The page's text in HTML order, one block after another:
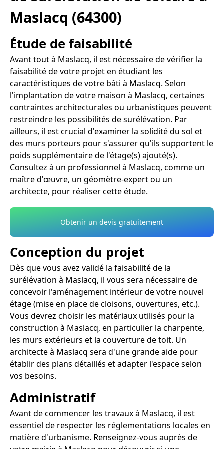
Maslacq (64300)
Étude de faisabilité
Avant tout à Maslacq, il est nécessaire de vérifier la
faisabilité de votre projet en étudiant les
caractéristiques de votre bâti à Maslacq. Selon
l'implantation de votre maison à Maslacq, certaines
contraintes architecturales ou urbanistiques peuvent
restreindre les possibilités de surélévation. Par
ailleurs, il est crucial d'examiner la solidité du sol et
des murs porteurs pour s'assurer qu'ils supportent le
poids supplémentaire de l'étage(s) ajouté(s).
Consultez à un professionnel à Maslacq, comme un
maître d'œuvre, un géomètre-expert ou un
architecte, pour réaliser cette étude.
Obtenir un devis gratuitement
Conception du projet
Dès que vous avez validé la faisabilité de la
surélévation à Maslacq, il vous sera nécessaire de
concevoir l'aménagement intérieur de votre nouvel
étage (mise en place de cloisons, ouvertures, etc.).
Vous devrez choisir les matériaux utilisés pour la
construction à Maslacq, en particulier la charpente,
les murs extérieurs et la couverture de toit. Un
architecte à Maslacq sera d'une grande aide pour
établir des plans détaillés et adapter l'espace selon
vos besoins.
Administratif
Avant de commencer les travaux à Maslacq, il est
essentiel de respecter les réglementations locales en
matière d'urbanisme. Renseignez-vous auprès de